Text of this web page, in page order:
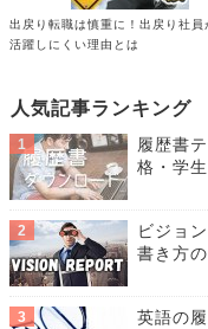
出戻り転職は慎重に！出戻り社員
活躍しにくい理由とは
人気記事ランキング
履歴書
格・学
ビジョ
書き方
英語の